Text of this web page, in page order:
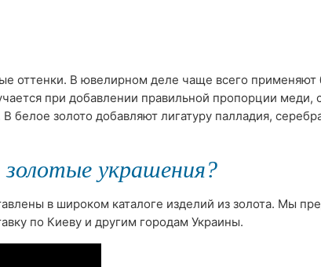
оттенки. В ювелирном деле чаще всего применяют
при добавлении правильной пропорции меди,
белое золото добавляют лигатуру палладия,
украшения?
в широком каталоге изделий из золота. Мы
по Киеву и другим городам Украины.